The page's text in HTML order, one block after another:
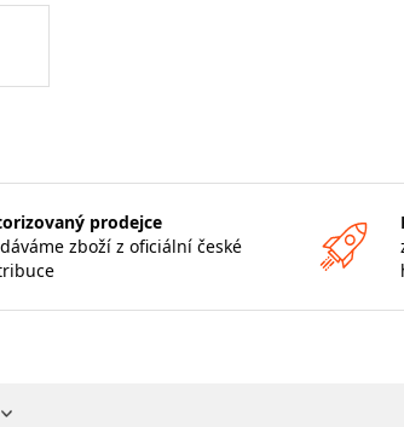
prodejce
zboží z oficiální české